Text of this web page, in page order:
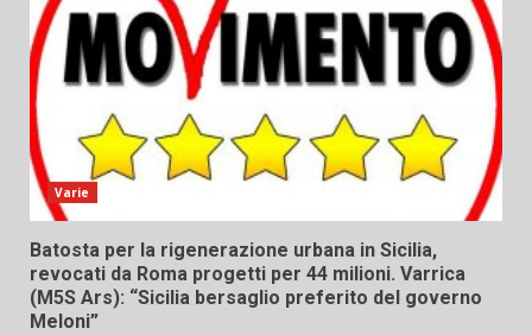
Varie
Batosta per la rigenerazione urbana in Sicilia,
revocati da Roma progetti per 44 milioni. Varrica
(M5S Ars): “Sicilia bersaglio preferito del governo
Meloni”